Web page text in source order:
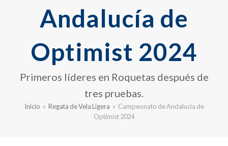
Andalucía de
Optimist 2024
Primeros líderes en Roquetas después de
tres pruebas.
Inicio » Regata de Vela Ligera » Campeonato de Andalucía de
Optimist 2024